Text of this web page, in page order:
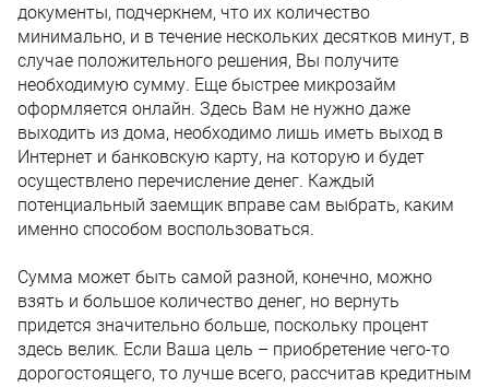
документы, подчеркнем, что их количество
минимально, и в течение нескольких десятков минут, в
случае положительного решения, Вы получите
необходимую сумму. Еще быстрее микрозайм
оформляется онлайн. Здесь Вам не нужно даже
выходить из дома, необходимо лишь иметь выход в
Интернет и банковскую карту, на которую и будет
осуществлено перечисление денег. Каждый
потенциальный заемщик вправе сам выбрать, каким
именно способом воспользоваться.
Сумма может быть самой разной, конечно, можно
взять и большое количество денег, но вернуть
придется значительно больше, поскольку процент
здесь велик. Если Ваша цель – приобретение чего-то
дорогостоящего, то лучше всего, рассчитав кредитным